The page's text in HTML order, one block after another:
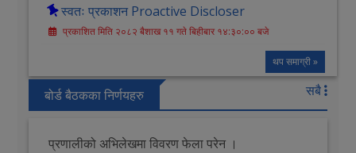
स्वतः प्रकाशन Proactive Discloser
प्रकाशित मिति २०८२ बैशाख ११ गते बिहीबार १४:३०:०० बजे
थप समाग्री »
बोर्ड बैठकका निर्णयहरु सबै
प्रणालीको अभिलेखमा विवरण फेला परेन ।